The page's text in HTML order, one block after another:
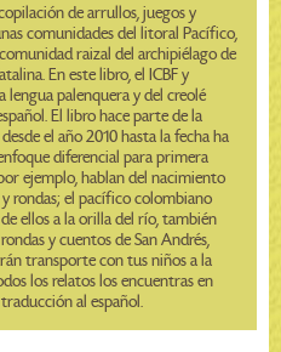
de arrullos, juegos y
comunidades del litoral Pacífico,
raizal del archipiélago de
En este libro, el ICBF y
palenquera y del creolé
El libro hace parte de la
el año 2010 hasta la fecha ha
diferencial para primera
ejemplo, hablan del nacimiento
rondas; el pacífico colombiano
ellos a la orilla del río, también
y cuentos de San Andrés,
transporte con tus niños a la
los relatos los encuentras en
al español.